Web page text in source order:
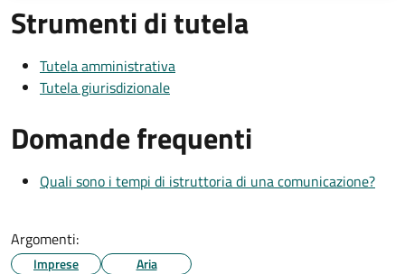
Strumenti di tutela
Tutela amministrativa
Tutela giurisdizionale
Domande frequenti
Quali sono i tempi di istruttoria di una comunicazione?
Argomenti:
Imprese Aria